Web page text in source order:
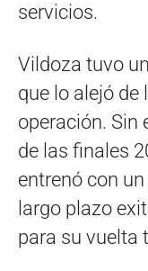
servicios.
Vildoza tuvo
que lo alejó de
operación. Sin
de las finales
entrenó con
largo plazo
para su vuelta